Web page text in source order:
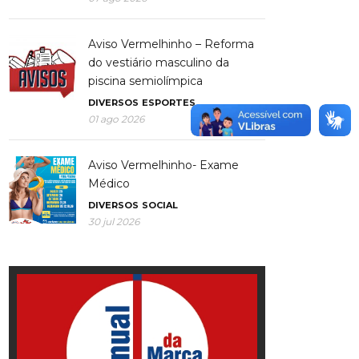
Aviso Vermelhinho – Reforma
do vestiário masculino da
piscina semiolímpica
DIVERSOS ESPORTES
01 ago 2026
Aviso Vermelhinho- Exame
Médico
DIVERSOS SOCIAL
30 jul 2026